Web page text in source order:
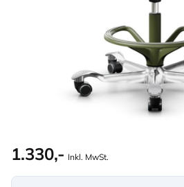
1.330,- Inkl. MwSt.